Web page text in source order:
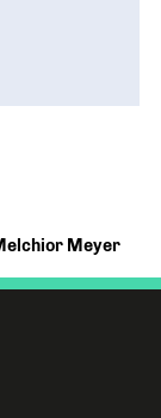
Meyer